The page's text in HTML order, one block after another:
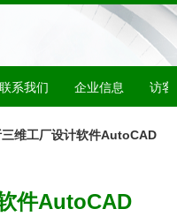
联系我们 企业信息 访客
维工厂设计软件AutoCAD
件AutoCAD